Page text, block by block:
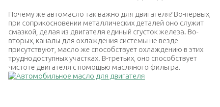
Почему же автомасло так важно для двигателя? Во-первых,
при соприкосновении металлических деталей оно служит
смазкой, делая из двигателя единый сгусток железа. Во-
вторых, каналы для охлаждения системы не везде
присутствуют, масло же способствует охлаждению в этих
труднодоступных участках. В-третьих, оно способствует
чистоте двигателя с помощью масляного фильтра.